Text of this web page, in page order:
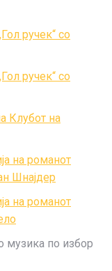
ручек“ со
ручек“ со
Клубот на
на романот
Шнајдер
на романот
музика по избор